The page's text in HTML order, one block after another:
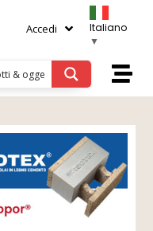
Accedi
Italiano
▼